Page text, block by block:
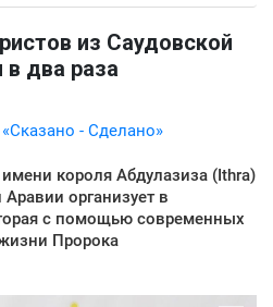
из Саудовской
в два раза
- Сделано»
короля Абдулазиза (Ithra)
организует в
с помощью современных
Пророка